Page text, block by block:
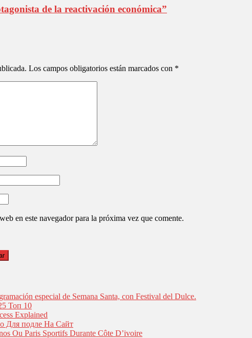
de la reactivación económica”
Los campos obligatorios están marcados con *
en este navegador para la próxima vez que comente.
especial de Semana Santa, con Festival del Dulce.
Топ 10
Explained
Для подле На Сайт
Ou Paris Sportifs Durante Côte D’ivoire